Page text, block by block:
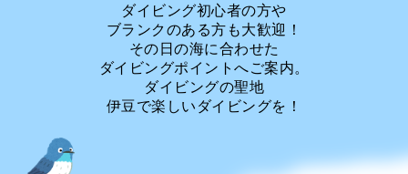
ダイビング初心者の方や
ブランクのある方も大歓迎！
その日の海に合わせた
ダイビングポイントへご案内。
ダイビングの聖地
伊豆で楽しいダイビングを！